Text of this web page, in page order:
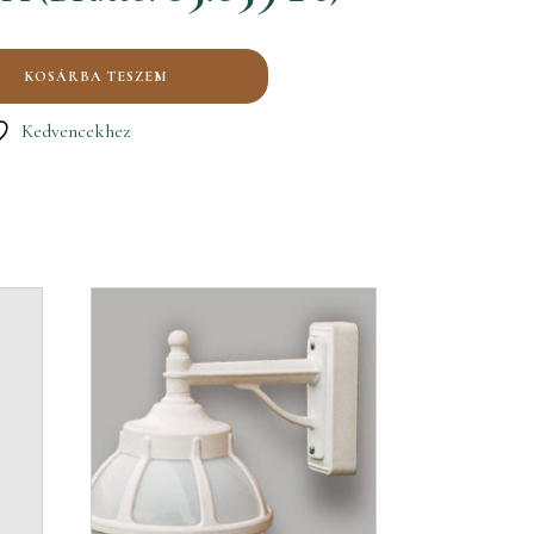
KOSÁRBA TESZEM
Kedvencekhez